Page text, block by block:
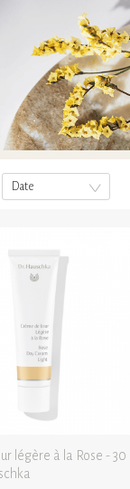
Date
légère à la Rose - 30